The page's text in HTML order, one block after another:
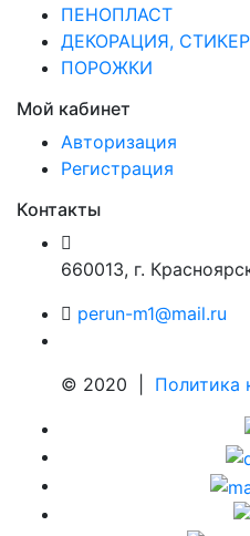
ПЕНОПЛАСТ
ДЕКОРАЦИЯ,
ПОРОЖКИ
Мой кабинет
Авторизация
Регистрация
Контакты
660013, г.
perun-m1@mail.ru
© 2020 | Политика